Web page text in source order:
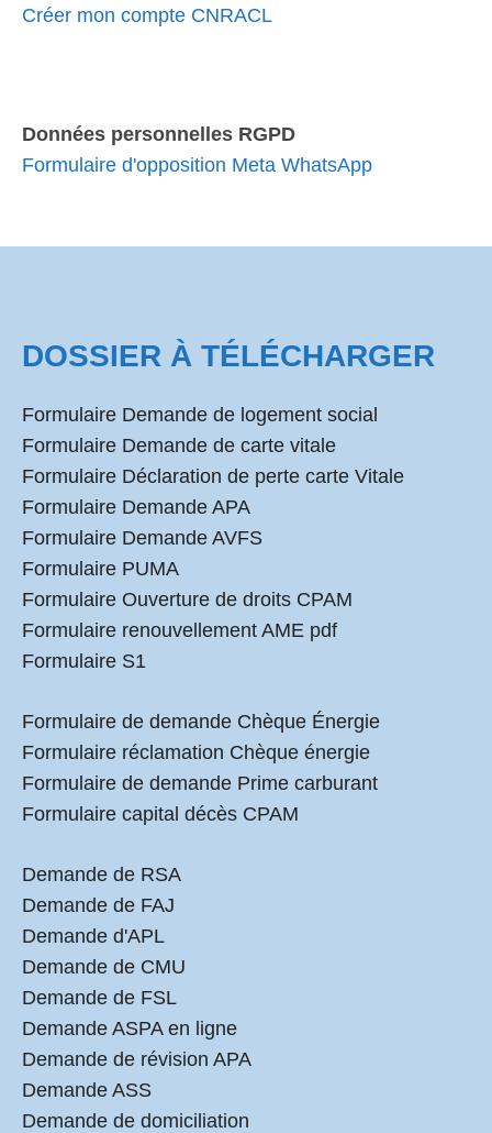
Créer mon compte CNRACL
Données personnelles RGPD
Formulaire d'opposition Meta WhatsApp
DOSSIER À TÉLÉCHARGER
Formulaire Demande de logement social
Formulaire Demande de carte vitale
Formulaire Déclaration de perte carte Vitale
Formulaire Demande APA
Formulaire Demande AVFS
Formulaire PUMA
Formulaire Ouverture de droits CPAM
Formulaire renouvellement AME pdf
Formulaire S1
Formulaire de demande Chèque Énergie
Formulaire réclamation Chèque énergie
Formulaire de demande Prime carburant
Formulaire capital décès CPAM
Demande de RSA
Demande de FAJ
Demande d'APL
Demande de CMU
Demande de FSL
Demande ASPA en ligne
Demande de révision APA
Demande ASS
Demande de domiciliation